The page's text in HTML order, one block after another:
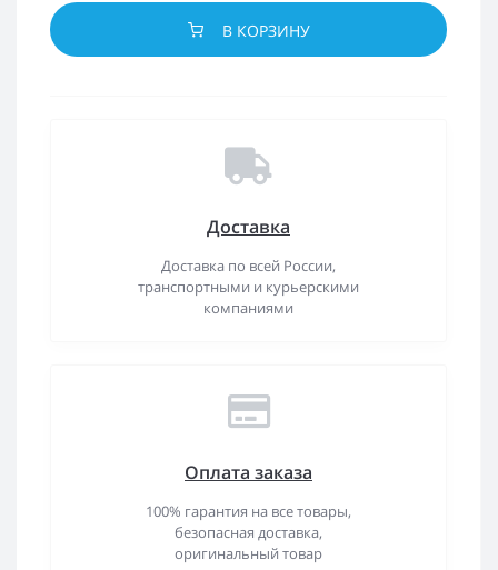
В КОРЗИНУ
Доставка
Доставка по всей России,
транспортными и курьерскими
компаниями
Оплата заказа
100% гарантия на все товары,
безопасная доставка,
оригинальный товар